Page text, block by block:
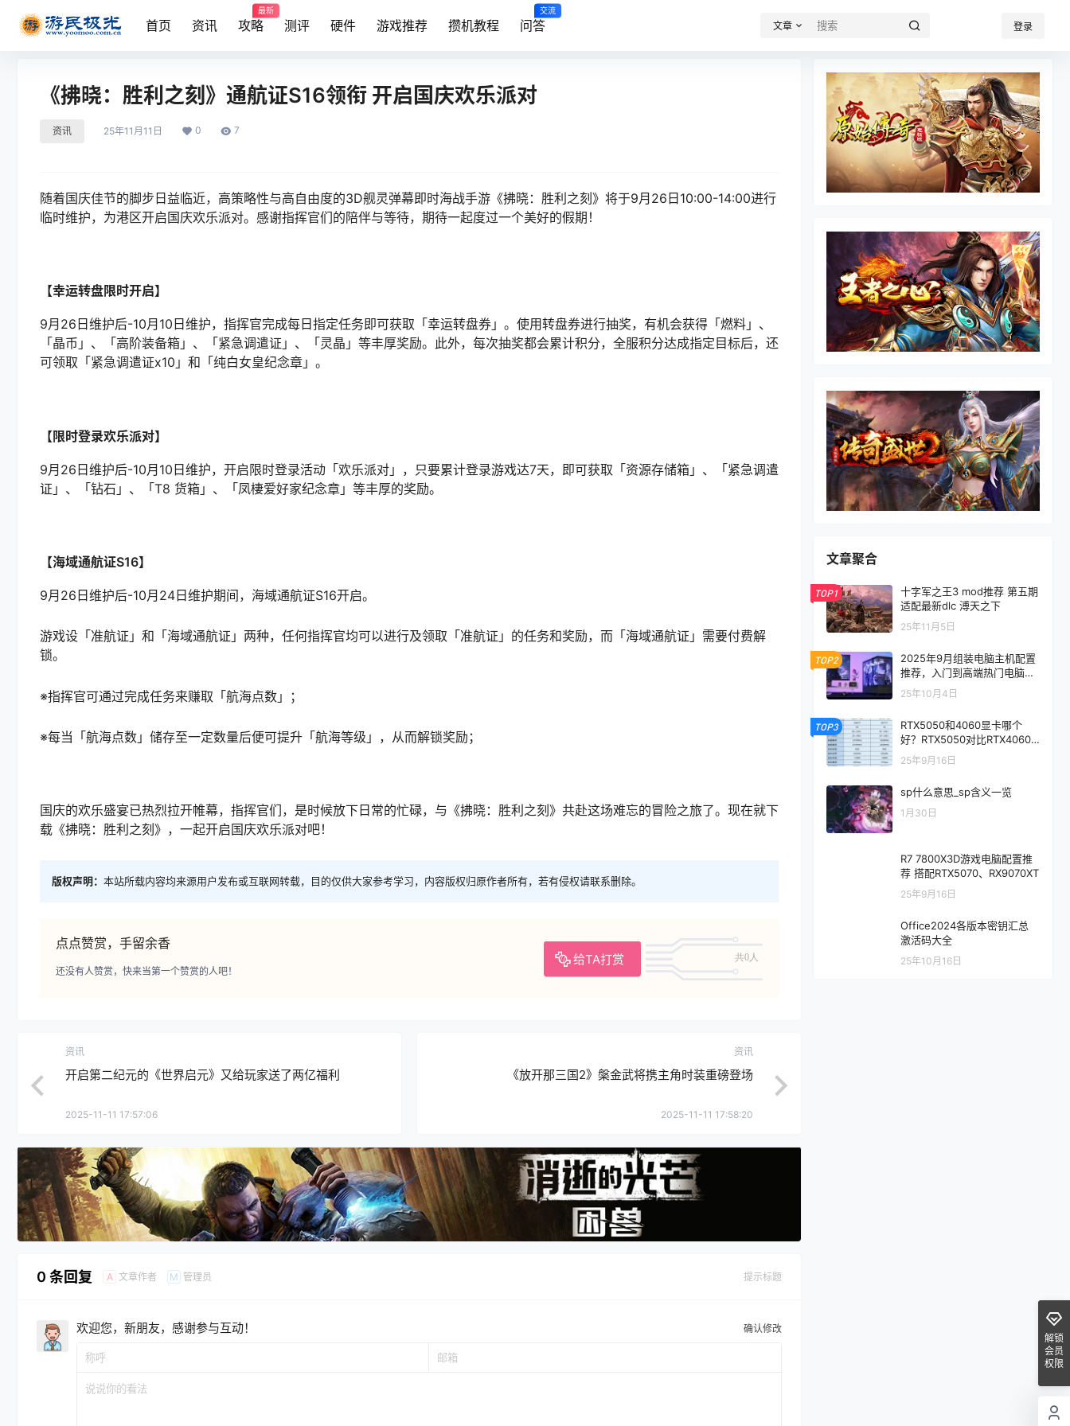
首页 资讯 攻略
最新
测评 硬件 游戏推荐 攒机教程 问答
交流
文章 登录
《拂晓：胜利之刻》通航证S16领衔 开启国庆欢乐派对
资讯 25年11月11日 0 7
随着国庆佳节的脚步日益临近，高策略性与高自由度的3D舰灵弹幕即时海战手游《拂晓：胜利之刻》将于9月26日10:00-14:00进行
临时维护，为港区开启国庆欢乐派对。感谢指挥官们的陪伴与等待，期待一起度过一个美好的假期！
【幸运转盘限时开启】
9月26日维护后-10月10日维护，指挥官完成每日指定任务即可获取「幸运转盘券」。使用转盘券进行抽奖，有机会获得「燃料」、
「晶币」、「高阶装备箱」、「紧急调遣证」、「灵晶」等丰厚奖励。此外，每次抽奖都会累计积分，全服积分达成指定目标后，还
可领取「紧急调遣证x10」和「纯白女皇纪念章」。
【限时登录欢乐派对】
9月26日维护后-10月10日维护，开启限时登录活动「欢乐派对」，只要累计登录游戏达7天，即可获取「资源存储箱」、「紧急调遣
证」、「钻石」、「T8 货箱」、「凤棲爱好家纪念章」等丰厚的奖励。
【海域通航证S16】
9月26日维护后-10月24日维护期间，海域通航证S16开启。
游戏设「准航证」和「海域通航证」两种，任何指挥官均可以进行及领取「准航证」的任务和奖励，而「海域通航证」需要付费解
锁。
※指挥官可通过完成任务来赚取「航海点数」；
※每当「航海点数」储存至一定数量后便可提升「航海等级」，从而解锁奖励；
国庆的欢乐盛宴已热烈拉开帷幕，指挥官们，是时候放下日常的忙碌，与《拂晓：胜利之刻》共赴这场难忘的冒险之旅了。现在就下
载《拂晓：胜利之刻》，一起开启国庆欢乐派对吧！
版权声明： 本站所载内容均来源用户发布或互联网转载，目的仅供大家参考学习，内容版权归原作者所有，若有侵权请联系删除。
点点赞赏，手留余香
给TA打赏 共0人
还没有人赞赏，快来当第一个赞赏的人吧！
资讯
开启第二纪元的《世界启元》又给玩家送了两亿福利
2025-11-11 17:57:06
资讯
《放开那三国2》槃金武将携主角时装重磅登场
2025-11-11 17:58:20
0 条回复 A 文章作者 M 管理员 提示标题
欢迎您，新朋友，感谢参与互动！ 确认修改
文章聚合
TOP1
十字军之王3 mod推荐 第五期
适配最新dlc 溥天之下
25年11月5日
TOP2
2025年9月组装电脑主机配置
推荐，入门到高端热门电脑配
置方案
25年10月4日
TOP3
RTX5050和4060显卡哪个
好？RTX5050对比RTX4060/
5060性能评测
25年9月16日
sp什么意思_sp含义一览
1月30日
R7 7800X3D游戏电脑配置推
荐 搭配RTX5070、RX9070XT
25年9月16日
Office2024各版本密钥汇总
激活码大全
25年10月16日
解锁
会员
权限